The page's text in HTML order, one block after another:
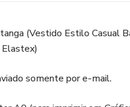
(Vestido Estilo Casual
somente por e-mail.